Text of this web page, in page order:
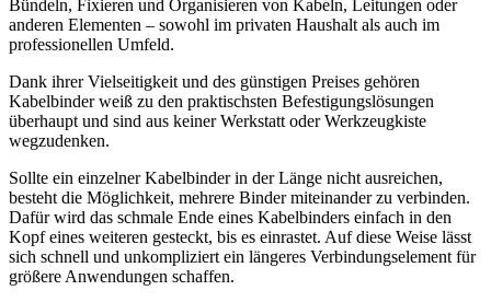
Bündeln, Fixieren und Organisieren von Kabeln, Leitungen oder
anderen Elementen – sowohl im privaten Haushalt als auch im
professionellen Umfeld.
Dank ihrer Vielseitigkeit und des günstigen Preises gehören
Kabelbinder weiß zu den praktischsten Befestigungslösungen
überhaupt und sind aus keiner Werkstatt oder Werkzeugkiste
wegzudenken.
Sollte ein einzelner Kabelbinder in der Länge nicht ausreichen,
besteht die Möglichkeit, mehrere Binder miteinander zu verbinden.
Dafür wird das schmale Ende eines Kabelbinders einfach in den
Kopf eines weiteren gesteckt, bis es einrastet. Auf diese Weise lässt
sich schnell und unkompliziert ein längeres Verbindungselement für
größere Anwendungen schaffen.